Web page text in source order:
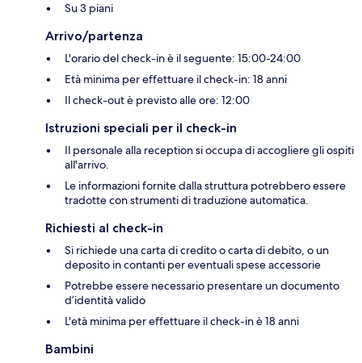
Su 3 piani
Arrivo/partenza
L'orario del check-in è il seguente: 15:00-24:00
Età minima per effettuare il check-in: 18 anni
Il check-out è previsto alle ore: 12:00
Istruzioni speciali per il check-in
Il personale alla reception si occupa di accogliere gli ospiti
all'arrivo.
Le informazioni fornite dalla struttura potrebbero essere
tradotte con strumenti di traduzione automatica.
Richiesti al check-in
Si richiede una carta di credito o carta di debito, o un
deposito in contanti per eventuali spese accessorie
Potrebbe essere necessario presentare un documento
d’identità valido
L'età minima per effettuare il check-in è 18 anni
Bambini